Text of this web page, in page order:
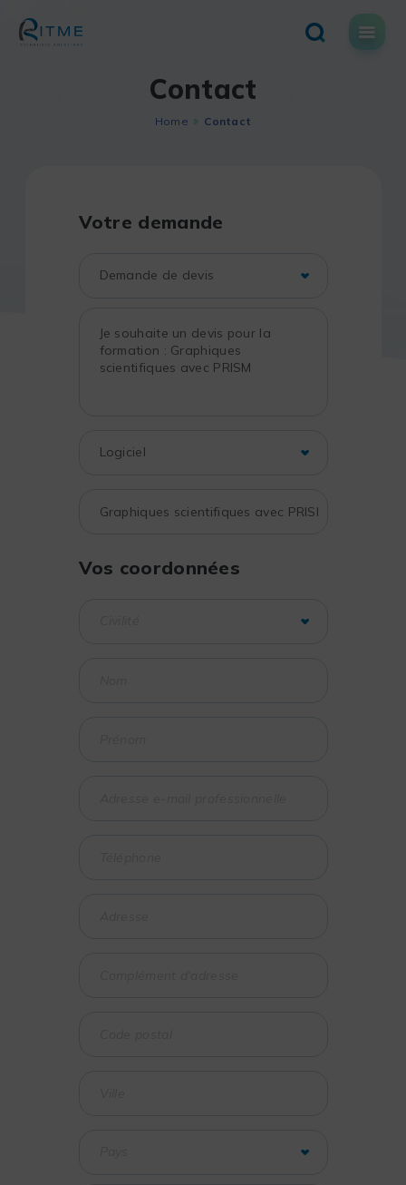
content
Contact
Home Contact
Votre demande
Vos coordonnées